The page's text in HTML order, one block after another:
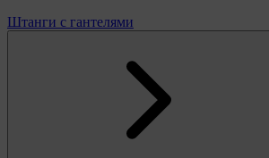
Штанги с гантелями